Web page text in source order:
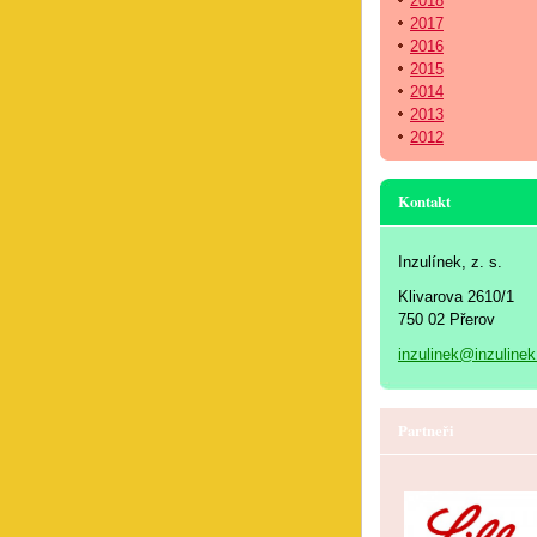
2017
2016
2015
2014
2013
2012
Kontakt
Inzulínek, z. s.
Klivarova 2610/1
750 02 Přerov
Partneři